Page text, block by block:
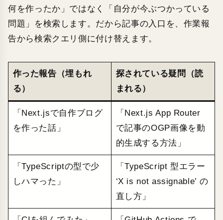
何を作ったか」ではなく「自分が今ぶつかっている
問題」を検索します。だから記事の入口を、作業報
告から検索クエリ側に付け替えます。
作った報告（埋もれ
る）
探されている疑問（読
まれる）
「Next.jsで自作ブログ
を作った話」
「Next.js App Router
で記事のOGP画像を動
的生成する方法」
「TypeScriptの型で少
しハマった」
「TypeScript 型エラー
‘X is not assignable’ の
直し方」